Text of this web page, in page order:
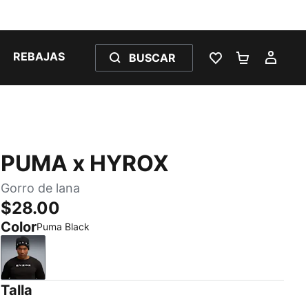
REBAJAS BUSCAR
LISTA DE
PUMA x HYROX
Gorro de lana
$28.00
ColorPuma Black
Puma Black
Talla